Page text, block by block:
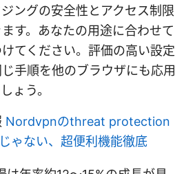
ングの安全性とアクセス制限
す。あなたの用途に合わせて
てください。評価の高い設定
手順を他のブラウザにも応用
ょう。
Nordvpnのthreat protection
ゃない、超便利機能徹底